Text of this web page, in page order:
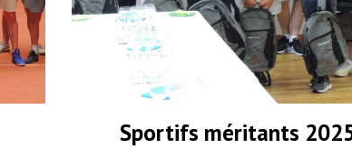
Sportifs méritants 202